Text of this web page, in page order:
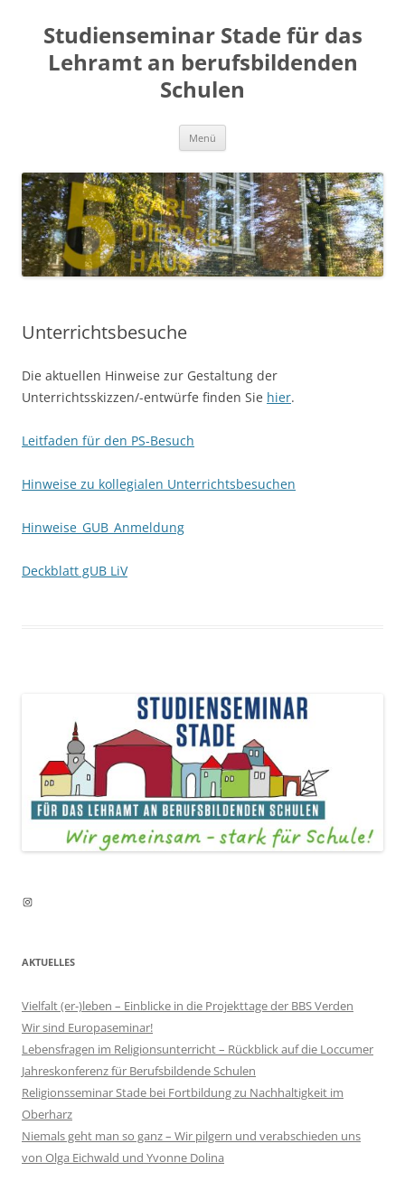
springen
Studienseminar Stade für das
Lehramt an berufsbildenden
Schulen
Menü
Unterrichtsbesuche
Die aktuellen Hinweise zur Gestaltung der
Unterrichtsskizzen/-entwürfe finden Sie hier.
Leitfaden für den PS-Besuch
Hinweise zu kollegialen Unterrichtsbesuchen
Hinweise_GUB_Anmeldung
Deckblatt gUB LiV
Instagram
AKTUELLES
Vielfalt (er-)leben – Einblicke in die Projekttage der BBS Verden
Wir sind Europaseminar!
Lebensfragen im Religionsunterricht – Rückblick auf die Loccumer
Jahreskonferenz für Berufsbildende Schulen
Religionsseminar Stade bei Fortbildung zu Nachhaltigkeit im
Oberharz
Niemals geht man so ganz – Wir pilgern und verabschieden uns
von Olga Eichwald und Yvonne Dolina